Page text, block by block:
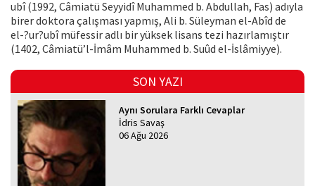
ubî (1992, Câmiatü Seyyidî Muhammed b. Abdullah, Fas) adıyla
birer doktora çalışması yapmış, Ali b. Süleyman el-Abîd de
el-?ur?ubî müfessir adlı bir yüksek lisans tezi hazırlamıştır
(1402, Câmiatü’l-İmâm Muhammed b. Suûd el-İslâmiyye).
SON YAZI
Aynı Sorulara Farklı Cevaplar
İdris Savaş
06 Ağu 2026